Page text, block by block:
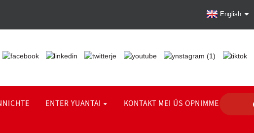
English
ENTER YUANTAI KONTAKT MEI ÚS OPNIMME